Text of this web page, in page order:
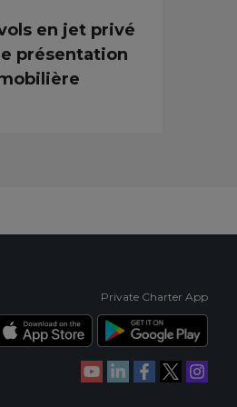
en jet privé
présentation
Private Charter App